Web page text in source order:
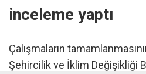
inceleme yaptı
Çalışmaların
Şehircilik ve İklim Değişikliği